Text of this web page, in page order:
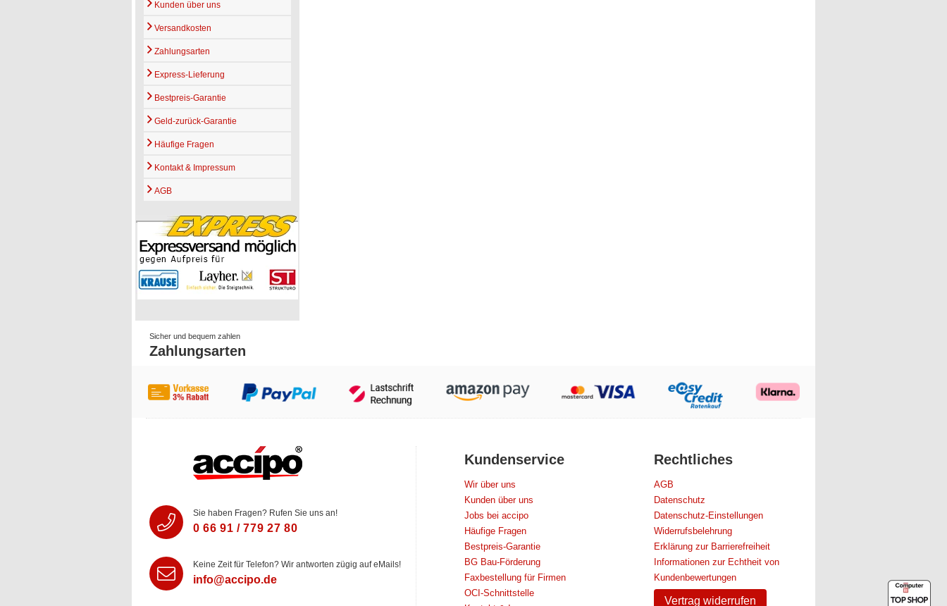
Kunden über uns
Versandkosten
Zahlungsarten
Express-Lieferung
Bestpreis-Garantie
Geld-zurück-Garantie
Häufige Fragen
Kontakt & Impressum
AGB
Sicher und bequem zahlen
Zahlungsarten
Sie haben Fragen? Rufen Sie uns an!
0 66 91 / 779 27 80
Keine Zeit für Telefon? Wir antworten zügig auf eMails!
info@accipo.de
Kundenservice
Wir über uns
Kunden über uns
Jobs bei accipo
Häufige Fragen
Bestpreis-Garantie
BG Bau-Förderung
Faxbestellung für Firmen
OCI-Schnittstelle
Rechtliches
AGB
Datenschutz
Datenschutz-Einstellungen
Widerrufsbelehrung
Erklärung zur Barrierefreiheit
Informationen zur Echtheit von
Kundenbewertungen
Vertrag widerrufen